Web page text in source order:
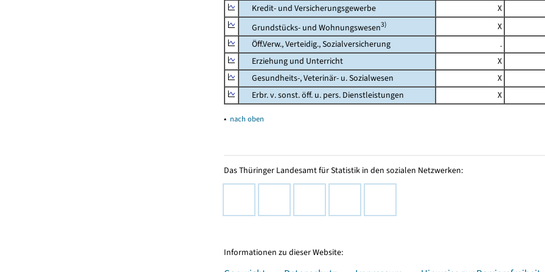
Kredit- und Versicherungsgewerbe
X
Grundstücks- und Wohnungswesen3) X
Öff.Verw., Verteidig., Sozialversicherung
.
Erziehung und Unterricht
X
Gesundheits-, Veterinär- u. Sozialwesen
X
Erbr. v. sonst. öff. u. pers. Dienstleistungen
X
▴ nach oben
Das Thüringer Landesamt für Statistik in den sozialen Netzwerken:
Informationen zu dieser Website: